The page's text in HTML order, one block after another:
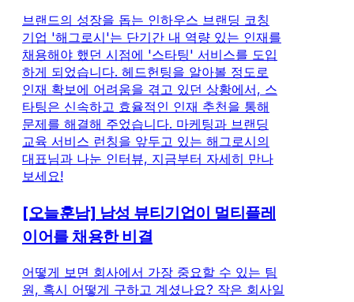
브랜드의 성장을 돕는 인하우스 브랜딩 코칭
기업 '해그로시'는 단기간 내 역량 있는 인재를
채용해야 했던 시점에 '스타팅' 서비스를 도입
하게 되었습니다. 헤드헌팅을 알아볼 정도로
인재 확보에 어려움을 겪고 있던 상황에서, 스
타팅은 신속하고 효율적인 인재 추천을 통해
문제를 해결해 주었습니다. 마케팅과 브랜딩
교육 서비스 런칭을 앞두고 있는 해그로시의
대표님과 나눈 인터뷰, 지금부터 자세히 만나
보세요!
[오늘훈남] 남성 뷰티기업이 멀티플레
이어를 채용한 비결
어떻게 보면 회사에서 가장 중요할 수 있는 팀
원, 혹시 어떻게 구하고 계셨나요? 작은 회사일